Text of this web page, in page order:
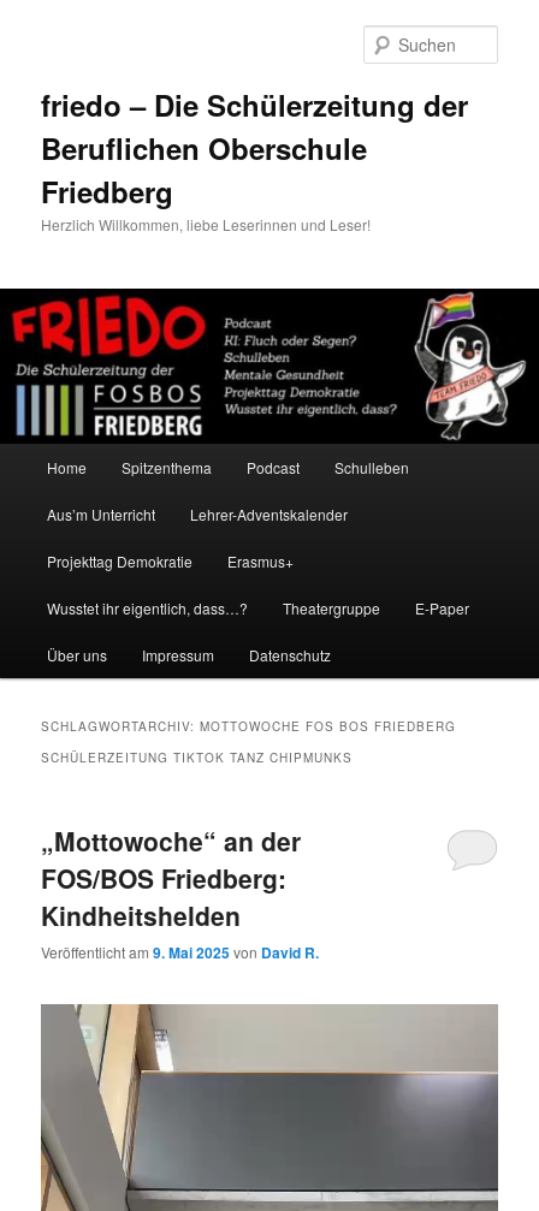
friedo – Die Schülerzeitung der
Beruflichen Oberschule
Friedberg
Herzlich Willkommen, liebe Leserinnen und Leser!
Home Spitzenthema Podcast Schulleben
Aus’m Unterricht Lehrer-Adventskalender
Projekttag Demokratie Erasmus+
Wusstet ihr eigentlich, dass…? Theatergruppe E-Paper
Über uns Impressum Datenschutz
SCHLAGWORTARCHIV:MOTTOWOCHE FOS BOS FRIEDBERG
SCHÜLERZEITUNG TIKTOK TANZ CHIPMUNKS
„Mottowoche“ an der
FOS/BOS Friedberg:
Kindheitshelden
Veröffentlicht am9. Mai 2025von David R.